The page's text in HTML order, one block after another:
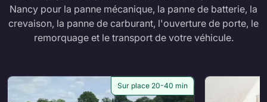
Nancy pour la panne mécanique, la panne de batterie, la
crevaison, la panne de carburant, l'ouverture de porte, le
remorquage et le transport de votre véhicule.
Sur place 20-40 min